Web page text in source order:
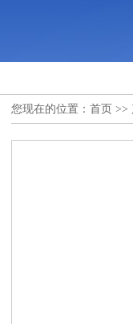
您现在的位置： 首页 >>